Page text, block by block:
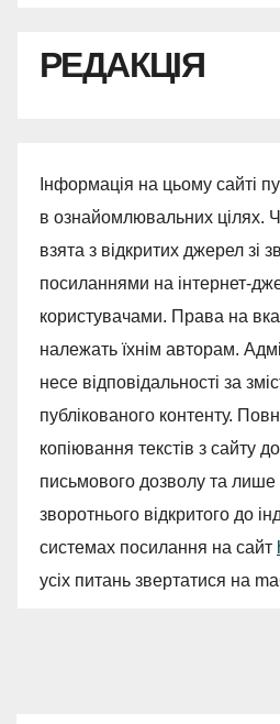
РЕДАКЦІЯ
Інформація на цьому сайті
в ознайомлювальних цілях.
взята з відкритих джерел зі
посиланнями на інтернет-
користувачами. Права на
належать їхнім авторам.
несе відповідальності за
публікованого контенту.
копіювання текстів з сайту
письмового дозволу та лише
зворотнього відкритого до
системах посилання на сайт
усіх питань звертатися на